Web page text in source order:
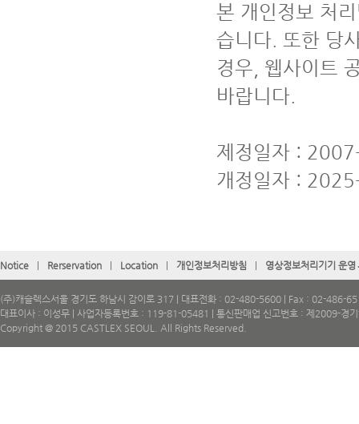
본 개인정보 처
습니다. 또한 당
경우, 웹사이트
바랍니다.
제정일자 :
개정일자 :
Notice Rerservation Location 개인정보처리방침 영상정보처리기기 운
(주)캐슬렉스서울 경기도 하남시 감이로 317 | 대표전화 : 02-480-5600 | Fax : 02-486-
대표이사 : 이성무 | 사업자등록번호 : 119-81-05481 | 통신판매업 신고번호 : 제2009-경
Copyright @ 2015 CASTLEX SEOUL. All Rights Reserved.